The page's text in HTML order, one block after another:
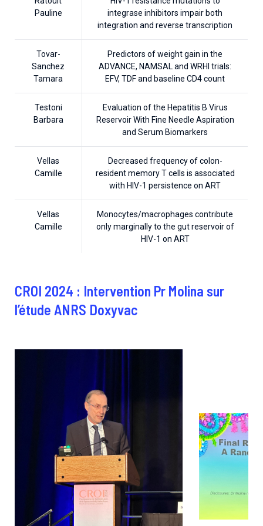
Pauline
integrase inhibitors impair both
integration and reverse transcription
Tovar-
Sanchez
Tamara
Predictors of weight gain in the
ADVANCE, NAMSAL and WRHI trials:
EFV, TDF and baseline CD4 count
Testoni
Barbara
Evaluation of the Hepatitis B Virus
Reservoir With Fine Needle Aspiration
and Serum Biomarkers
Vellas
Camille
Decreased frequency of colon-
resident memory T cells is associated
with HIV-1 persistence on ART
Vellas
Camille
Monocytes/macrophages contribute
only marginally to the gut reservoir of
HIV-1 on ART
CROI 2024 : Intervention Pr Molina sur
l’étude ANRS Doxyvac